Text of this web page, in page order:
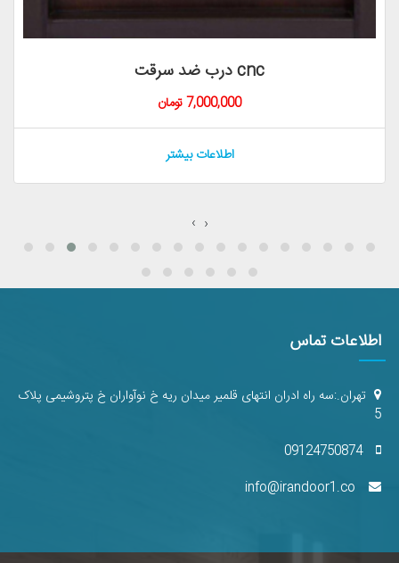
درب ضد سرقت cnc
7,000,000 تومان
اطلاعات بیشتر
‹ ›
اطلاعات تماس
‎‏ ‏‏تهران.:سه راه ادران انتهای قلمیر میدان ریه خ نوآواران خ پتروشیمی پلاک
5
09124750874
info@irandoor1.co